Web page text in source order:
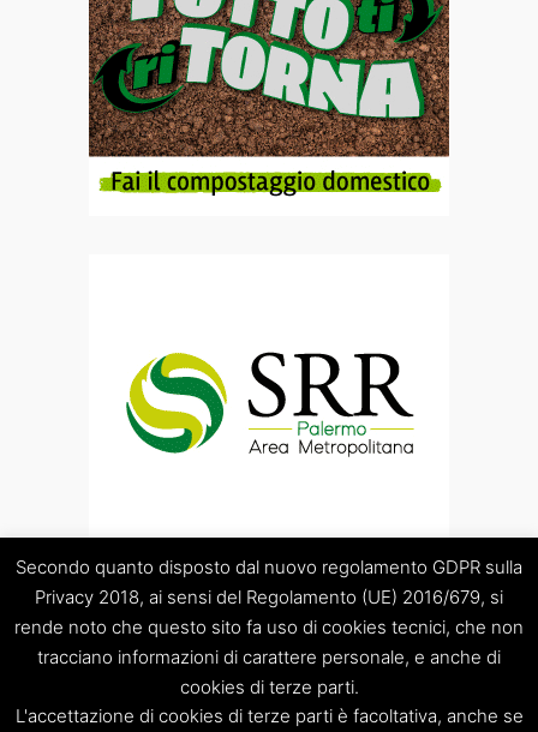
“Società Regolamentazione del servizio di gestione Rifiuti
“Palermo Area Metropolitana” S.C.p.A.
Secondo quanto disposto dal nuovo regolamento GDPR sulla
Privacy 2018, ai sensi del Regolamento (UE) 2016/679, si
rende noto che questo sito fa uso di cookies tecnici, che non
tracciano informazioni di carattere personale, e anche di
cookies di terze parti.
L'accettazione di cookies di terze parti è facoltativa, anche se